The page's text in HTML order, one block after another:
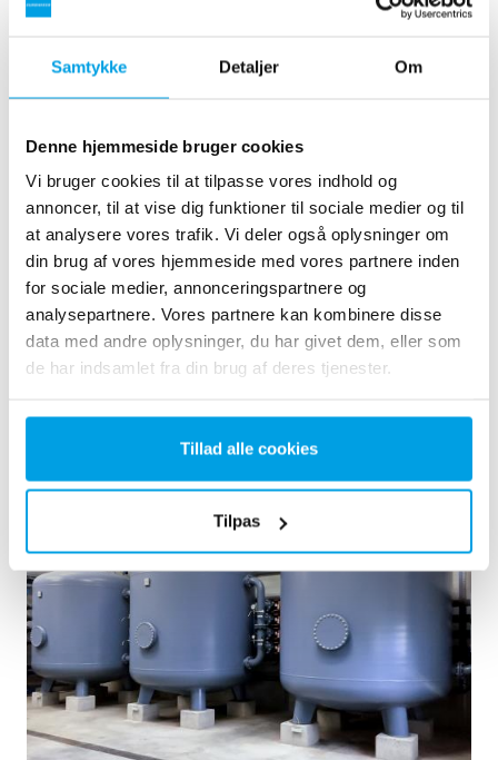
Samtykke Detaljer Om
Denne hjemmeside bruger cookies
Vi bruger cookies til at tilpasse vores indhold og
annoncer, til at vise dig funktioner til sociale medier og til
at analysere vores trafik. Vi deler også oplysninger om
din brug af vores hjemmeside med vores partnere inden
for sociale medier, annonceringspartnere og
analysepartnere. Vores partnere kan kombinere disse
data med andre oplysninger, du har givet dem, eller som
de har indsamlet fra din brug af deres tjenester.
Tillad alle cookies
Tilpas
x 40’ containere
Kunden ønskede at opgradere det eksisterende
vandbehandlingsanlæg, men havde ikke mere ledig plads
tilgængelig og ønskede, at minimere installationsarbejdet på
brugsstedet så meget som muligt. Det blev derfor besluttet
at bestille et vandbehandlingsanlæg indbygget i seks 40 '
containere. Installatio...